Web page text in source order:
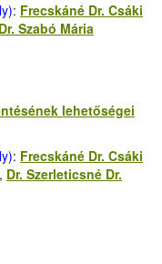
: Frecskáné Dr. Csáki
Szabó Mária
lehetőségei
: Frecskáné Dr. Csáki
, Dr. Szerleticsné Dr.